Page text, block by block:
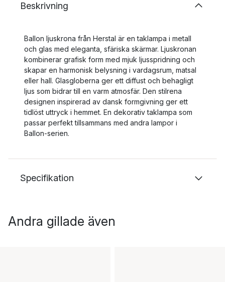
Beskrivning
Ballon ljuskrona från Herstal är en taklampa i metall
och glas med eleganta, sfäriska skärmar. Ljuskronan
kombinerar grafisk form med mjuk ljusspridning och
skapar en harmonisk belysning i vardagsrum, matsal
eller hall. Glasgloberna ger ett diffust och behagligt
ljus som bidrar till en varm atmosfär. Den stilrena
designen inspirerad av dansk formgivning ger ett
tidlöst uttryck i hemmet. En dekorativ taklampa som
passar perfekt tillsammans med andra lampor i
Ballon-serien.
Specifikation
Andra gillade även